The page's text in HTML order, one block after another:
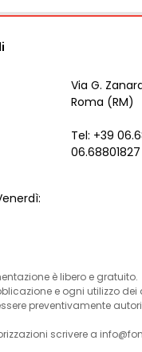
Via G.
Roma (RM)
Tel: +39
06.68801827
è libero e gratuito.
e ogni utilizzo
preventivamente
scrivere a